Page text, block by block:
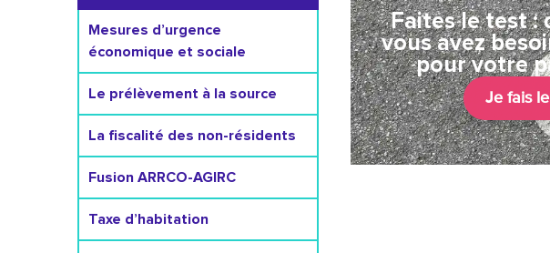
Mesures d’urgence
économique et sociale
Le prélèvement à la source
La fiscalité des non-résidents
Fusion ARRCO-AGIRC
Taxe d’habitation
Faites le test :
vous avez
pour votre
Je fais